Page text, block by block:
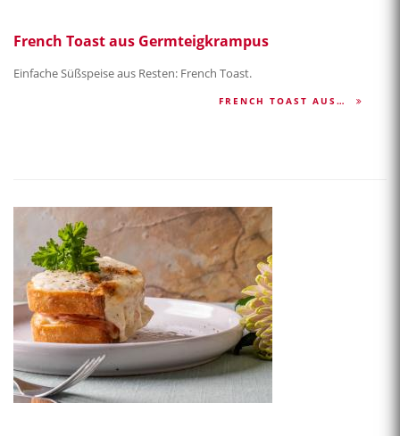
French Toast aus Germteigkrampus
Einfache Süßspeise aus Resten: French Toast.
FRENCH TOAST AUS…